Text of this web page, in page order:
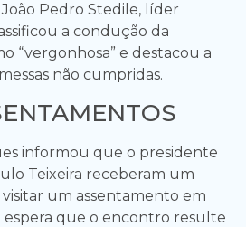
Pedro Stedile, líder
a condução da
“vergonhosa” e destacou a
não cumpridas.
informou que o presidente
Teixeira receberam um
um assentamento em
espera que o encontro resulte